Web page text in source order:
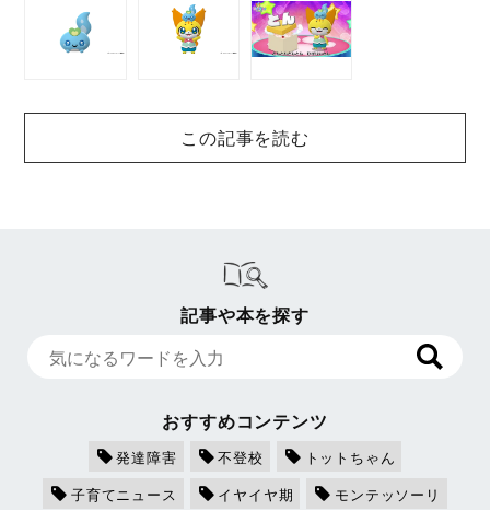
この記事を読む
記事や本を探す
おすすめコンテンツ
発達障害 不登校
トットちゃん
子育てニュース
イヤイヤ期
モンテッソーリ